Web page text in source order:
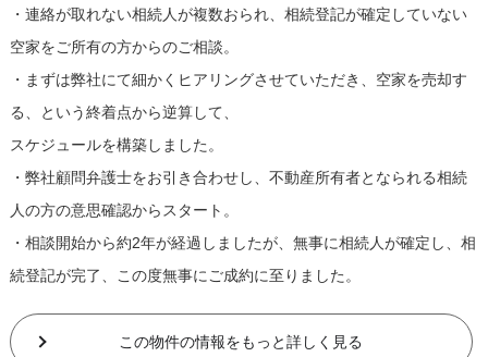
・連絡が取れない相続人が複数おられ、相続登記が確定していない
空家をご所有の方からのご相談。
・まずは弊社にて細かくヒアリングさせていただき、空家を売却す
る、という終着点から逆算して、
スケジュールを構築しました。
・弊社顧問弁護士をお引き合わせし、不動産所有者となられる相続
人の方の意思確認からスタート。
・相談開始から約2年が経過しましたが、無事に相続人が確定し、相
続登記が完了、この度無事にご成約に至りました。
この物件の情報をもっと詳しく見る